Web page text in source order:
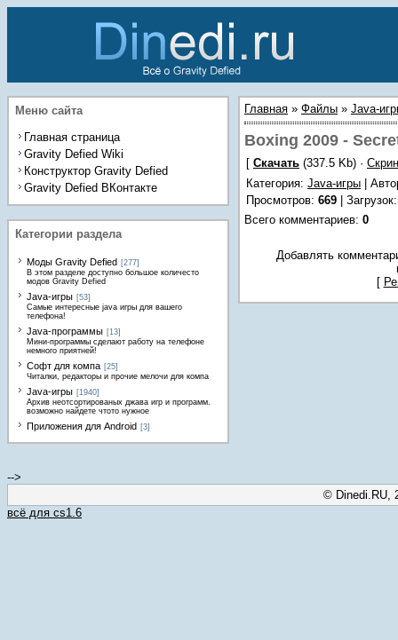
Меню сайта
Главная страница
Gravity Defied Wiki
Конструктор Gravity Defied
Gravity Defied ВКонтакте
Категории раздела
Моды Gravity Defied [277]
В этом разделе доступно большое количесто
модов Gravity Defied
Java-игры [53]
Самые интересные java игры для вашего
телефона!
Java-программы [13]
Мини-программы сделают работу на телефоне
немного приятней!
Софт для компа [25]
Читалки, редакторы и прочие мелочи для компа
Java-игры [1940]
Архив неотсортированых джава игр и программ.
возможно найдете чтото нужное
Приложения для Android [3]
Главная » Файлы » Java-
Boxing 2009 -
[ Скачать (337.5 Kb) ·
Категория: Java-игры |
Просмотров: 669 Загрузок
Всего комментариев: 0
Добавлять
[
-->
© Dinedi.RU,
всё для cs1.6